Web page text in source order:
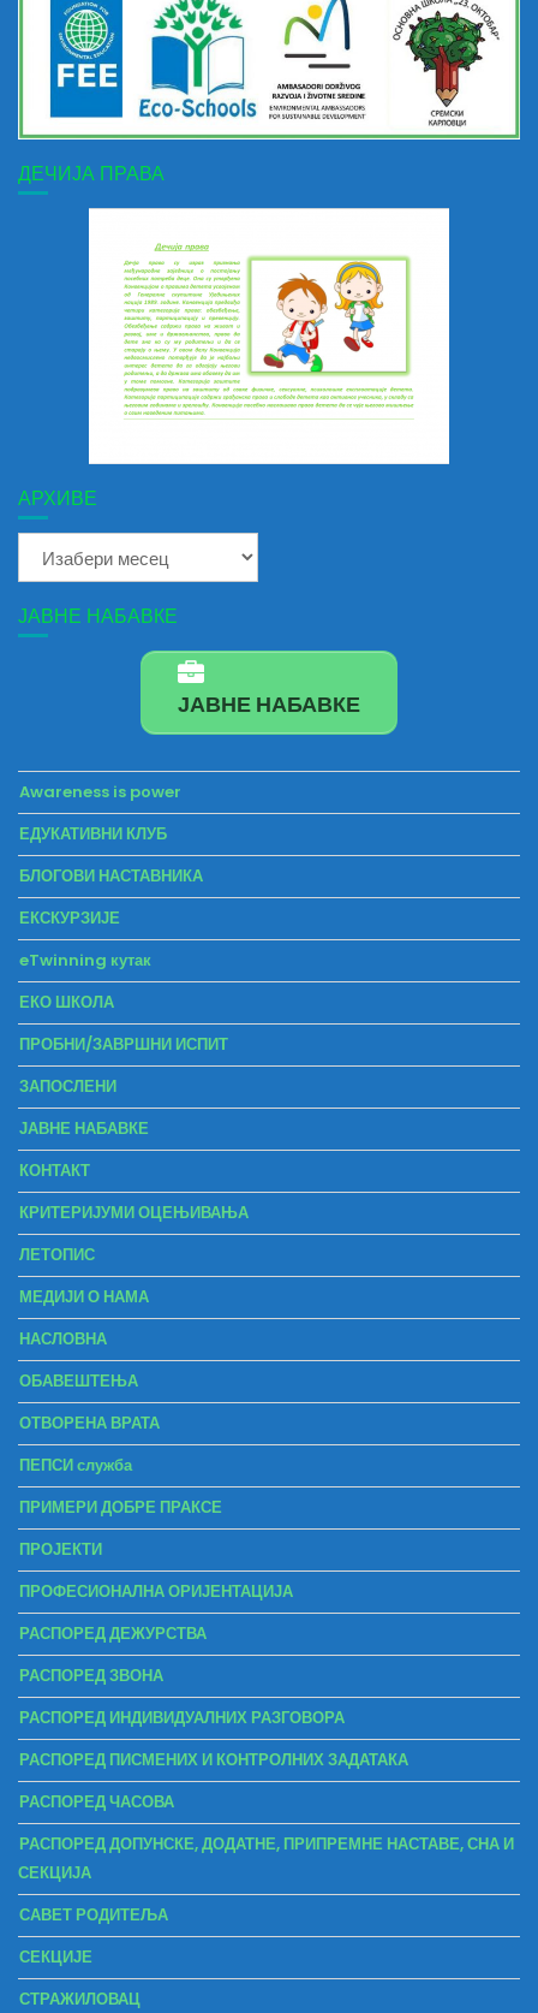
ДЕЧИЈА ПРАВА
АРХИВЕ
ЈАВНЕ НАБАВКЕ
ЈАВНЕ НАБАВКЕ
Awareness is power
ЕДУКАТИВНИ КЛУБ
БЛОГОВИ НАСТАВНИКА
ЕКСКУРЗИЈЕ
eTwinning кутак
ЕКО ШКОЛА
ПРОБНИ/ЗАВРШНИ ИСПИТ
ЗАПОСЛЕНИ
ЈАВНЕ НАБАВКЕ
КОНТАКТ
КРИТЕРИЈУМИ ОЦЕЊИВАЊА
ЛЕТОПИС
МЕДИЈИ О НАМА
НАСЛОВНА
ОБАВЕШТЕЊА
ОТВОРЕНА ВРАТА
ПЕПСИ служба
ПРИМЕРИ ДОБРЕ ПРАКСЕ
ПРОЈЕКТИ
ПРОФЕСИОНАЛНА ОРИЈЕНТАЦИЈА
РАСПОРЕД ДЕЖУРСТВА
РАСПОРЕД ЗВОНА
РАСПОРЕД ИНДИВИДУАЛНИХ РАЗГОВОРА
РАСПОРЕД ПИСМЕНИХ И КОНТРОЛНИХ ЗАДАТАКА
РАСПОРЕД ЧАСОВА
РАСПОРЕД ДОПУНСКЕ, ДОДАТНЕ, ПРИПРЕМНЕ НАСТАВЕ, СНА И
СЕКЦИЈА
САВЕТ РОДИТЕЉА
СЕКЦИЈЕ
СТРАЖИЛОВАЦ